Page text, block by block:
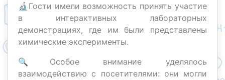
🔬Гости имели возможность принять участие
в интерактивных лабораторных
демонстрациях, где им были представлены
химические эксперименты.
🔍Особое внимание уделялось
взаимодействию с посетителями: они могли